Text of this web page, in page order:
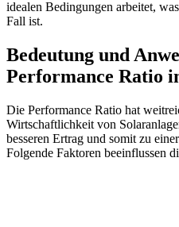
idealen Bedingungen arbeitet,
Fall ist.
Bedeutung und
Performance Ratio
Die Performance Ratio hat
Wirtschaftlichkeit von
besseren Ertrag und somit zu
Folgende Faktoren beeinflussen